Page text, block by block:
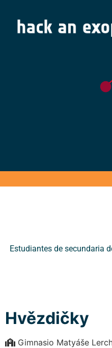
Estudiantes de secundaria
Hvězdičky
Gimnasio Matyáše